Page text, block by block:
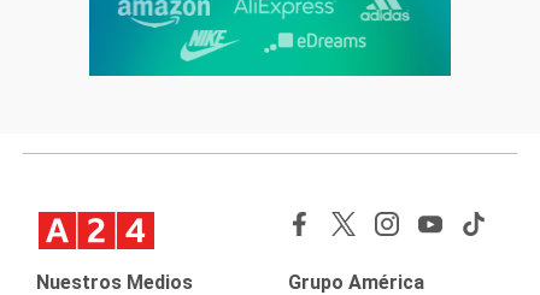
Nuestros Medios Grupo América